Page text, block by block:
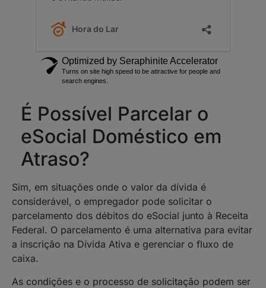
É Possível Parcelar o
eSocial Doméstico em
Atraso?
Sim, em situações onde o valor da dívida é
considerável, o empregador pode solicitar o
parcelamento dos débitos do eSocial junto à Receita
Federal. O parcelamento é uma alternativa para evitar
a inscrição na Dívida Ativa e gerenciar o fluxo de
caixa.
As condições e o processo de solicitação podem ser